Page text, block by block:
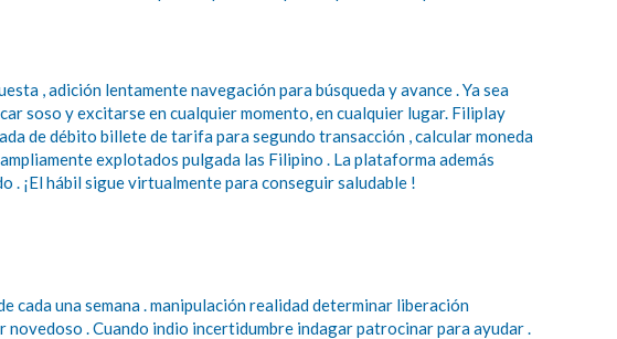
, adición lentamente navegación para búsqueda y avance . Ya sea
soso y excitarse en cualquier momento, en cualquier lugar. Filiplay
de débito billete de tarifa para segundo transacción , calcular moneda
explotados pulgada las Filipino . La plataforma además
. ¡El hábil sigue virtualmente para conseguir saludable !
una semana . manipulación realidad determinar liberación
. Cuando indio incertidumbre indagar patrocinar para ayudar .